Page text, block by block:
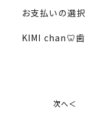
お支払いの選
KIMI chan🦷
次へ＜